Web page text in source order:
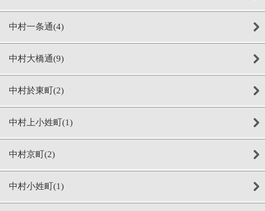
中村一条通(4)
中村大橋通(9)
中村於東町(2)
中村上小姓町(1)
中村京町(2)
中村小姓町(1)